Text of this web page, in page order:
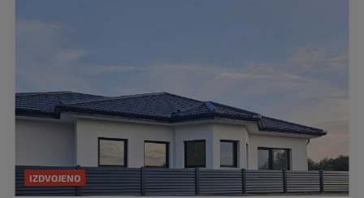
IZDVOJENO